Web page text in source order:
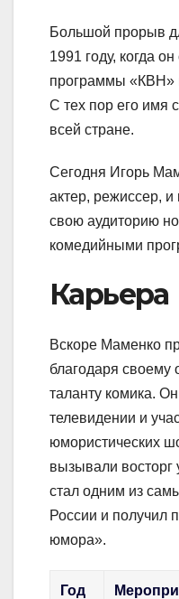
Большой прорыв
1991 году, когда
программы «КВН»
С тех пор его имя
всей стране.
Сегодня Игорь
актер, режиссер,
свою аудиторию
комедийными
Карьера
Вскоре Маменко
благодаря своему
таланту комика.
телевидении и
юмористических
вызывали восторг
стал одним из
России и получил
юмора».
Год